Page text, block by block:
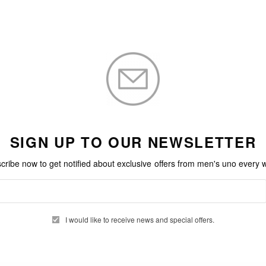
SIGN UP TO OUR NEWSLETTER
now to get notified about exclusive offers from men's uno every
I would like to receive news and special offers.